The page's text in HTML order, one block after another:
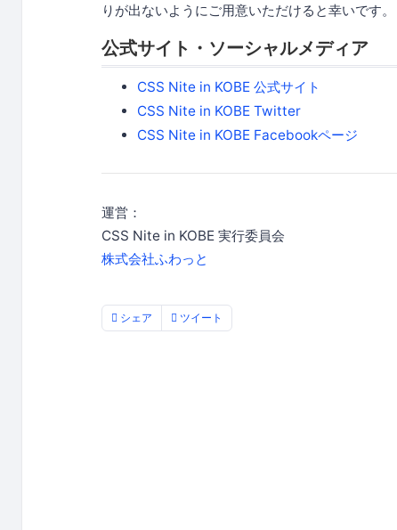
りが出ないようにご用意いただけると幸いです。
公式サイト・ソーシャルメディア
CSS Nite in KOBE 公式サイト
CSS Nite in KOBE Twitter
CSS Nite in KOBE Facebookページ
運営：
CSS Nite in KOBE 実行委員会
株式会社ふわっと
シェア ツイート